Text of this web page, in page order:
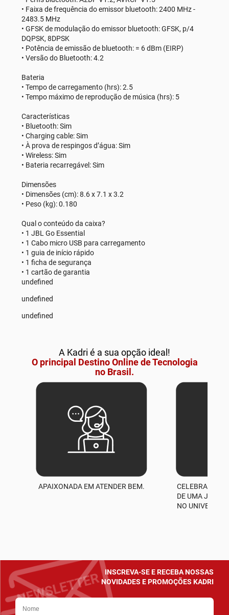
• Faixa de frequência do emissor bluetooth: 2400 MHz -
2483.5 MHz
• GFSK de modulação do emissor bluetooth: GFSK, p/4
DQPSK, 8DPSK
• Potência de emissão de bluetooth: = 6 dBm (EIRP)
• Versão do Bluetooth: 4.2
Bateria
• Tempo de carregamento (hrs): 2.5
• Tempo máximo de reprodução de música (hrs): 5
Características
• Bluetooth: Sim
• Charging cable: Sim
• À prova de respingos d’água: Sim
• Wireless: Sim
• Bateria recarregável: Sim
Dimensões
• Dimensões (cm): 8.6 x 7.1 x 3.2
• Peso (kg): 0.180
Qual o conteúdo da caixa?
• 1 JBL Go Essential
• 1 Cabo micro USB para carregamento
• 1 guia de início rápido
• 1 ficha de segurança
• 1 cartão de garantia
undefined
undefined
undefined
A Kadri é a sua opção ideal!
O principal Destino Online de Tecnologia
no Brasil.
APAIXONADA EM ATENDER BEM.
CELEBRAMOS
DE UMA
NO UNIVERSO
INSCREVA-SE E RECEBA NOSSAS
NOVIDADES E PROMOÇÕES KADRI